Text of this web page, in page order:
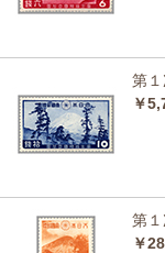
第
￥
第
￥